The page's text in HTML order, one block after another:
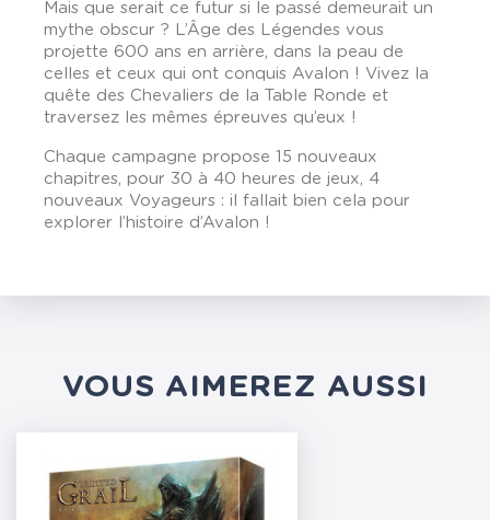
Mais que serait ce futur si le passé demeurait un
mythe obscur ? L’Âge des Légendes vous
projette 600 ans en arrière, dans la peau de
celles et ceux qui ont conquis Avalon ! Vivez la
quête des Chevaliers de la Table Ronde et
traversez les mêmes épreuves qu’eux !
Chaque campagne propose 15 nouveaux
chapitres, pour 30 à 40 heures de jeux, 4
nouveaux Voyageurs : il fallait bien cela pour
explorer l’histoire d’Avalon !
VOUS AIMEREZ AUSSI